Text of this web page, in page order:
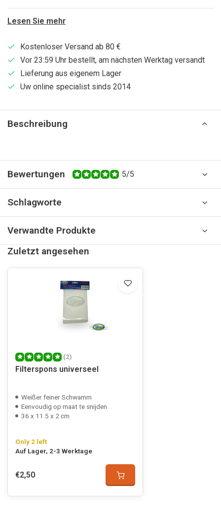
Lesen Sie mehr
Kostenloser Versand ab 80 €
Vor 23:59 Uhr bestellt, am nächsten Werktag versandt
Lieferung aus eigenem Lager
Uw online specialist sinds 2014
Beschreibung
Bewertungen 5/5
Schlagworte
Verwandte Produkte
Zuletzt angesehen
(2)
Filterspons universeel
Weißer feiner Schwamm
Eenvoudig op maat te snijden
36 x 11.5 x 2 cm
Only 2 left
Auf Lager, 2-3 Werktage
€2,50